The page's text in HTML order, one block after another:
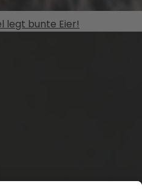
legt bunte Eier!